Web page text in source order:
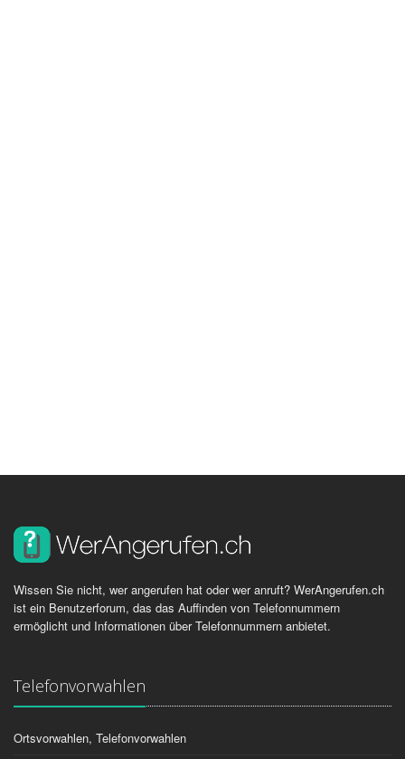
Wissen Sie nicht, wer angerufen hat oder wer anruft? WerAngerufen.ch
ist ein Benutzerforum, das das Auffinden von Telefonnummern
ermöglicht und Informationen über Telefonnummern anbietet.
Telefonvorwahlen
Ortsvorwahlen, Telefonvorwahlen